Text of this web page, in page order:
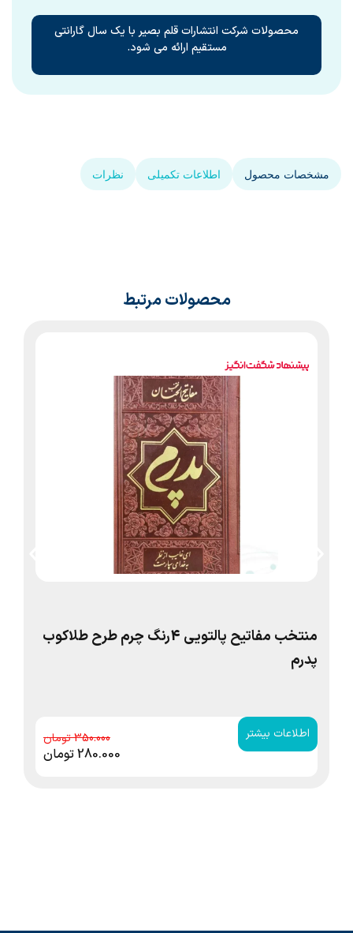
محصولات شرکت انتشارات قلم بصیر با یک سال گارانتی
مستقیم ارائه می شود.
مشخصات محصول اطلاعات تکمیلی نظرات
محصولات مرتبط
منتخب مفاتیح پالتویی 4رنگ چرم طرح طلاکوب
پدرم
اطلاعات بیشتر 350.000
280.000تومان